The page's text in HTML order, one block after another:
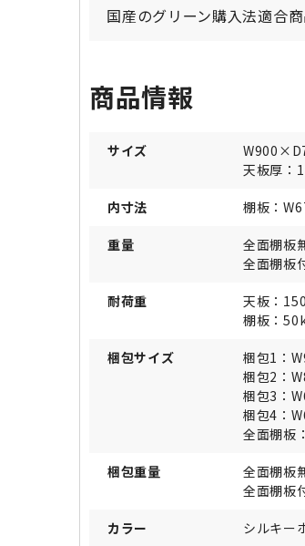
国産のグリーン購入法適合
商品情報
サイズ
天板厚：
内寸法 棚板：
重量
全面棚板
全面棚板
耐荷重
天板：
棚板：
梱包サイズ
梱包1：
梱包2：
梱包3：
梱包4：
全面棚
梱包重量
全面棚板
全面棚板
カラー シルキー